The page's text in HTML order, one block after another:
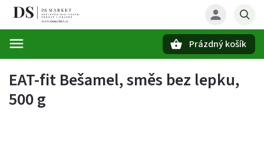
Prázdný košík
EAT-fit Bešamel, směs bez lepku,
500 g